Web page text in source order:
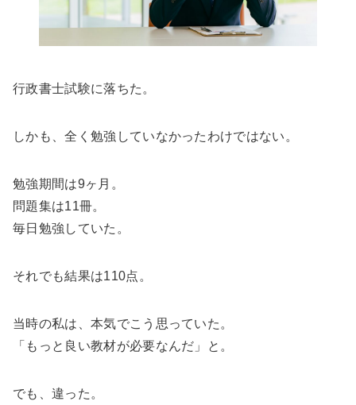
行政書士試験に落ちた。
しかも、全く勉強していなかったわけではない。
勉強期間は9ヶ月。
問題集は11冊。
毎日勉強していた。
それでも結果は110点。
当時の私は、本気でこう思っていた。
「もっと良い教材が必要なんだ」と。
でも、違った。